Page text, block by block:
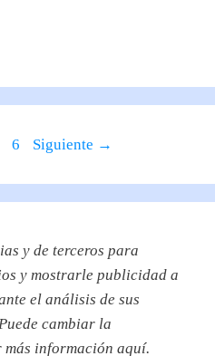
Página
6 Siguiente →
y de terceros para
y mostrarle publicidad a
el análisis de sus
cambiar la
información aquí.